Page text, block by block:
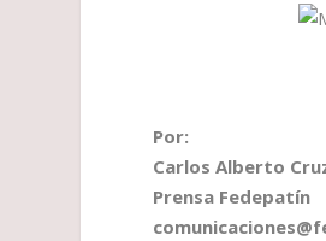
Por:
Carlos Alberto
Prensa Fedepatín